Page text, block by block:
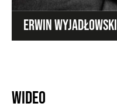
ERWIN WYJADŁOWSKI
Wideo